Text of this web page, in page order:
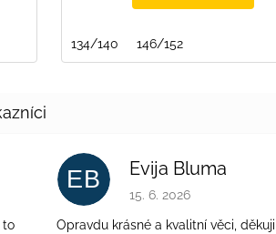
134/140 146/152
to
EB Evija Bluma
Hodnocení obchodu je 5
15. 6. 2026
Opravdu krásné a kvalitní věci,